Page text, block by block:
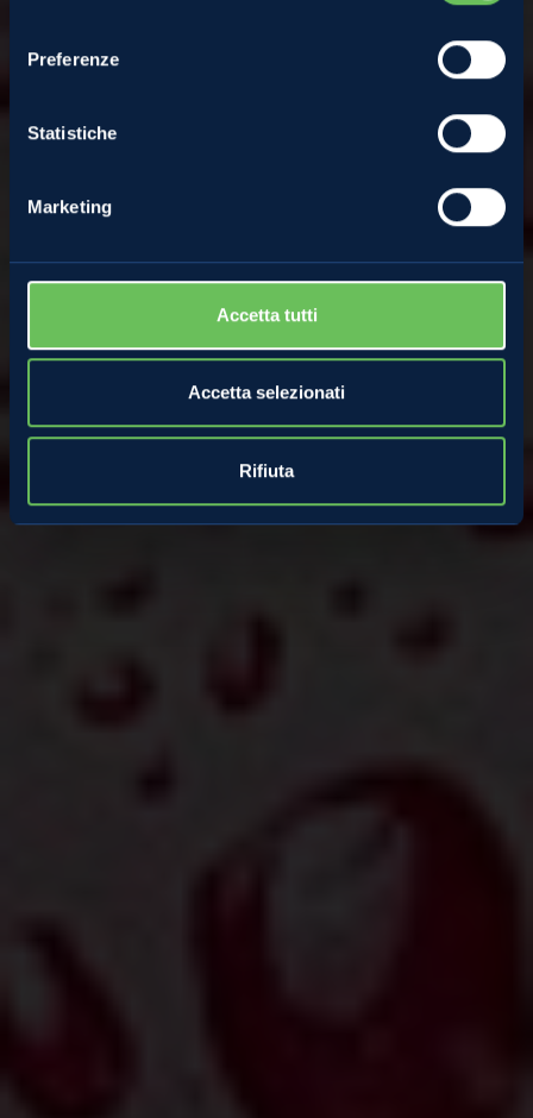
Preferenze
Statistiche
Marketing
Accetta tutti
Accetta selezionati
Rifiuta
Concorso una ciliegia al giorno